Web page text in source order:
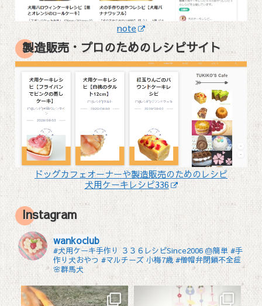
note
製造販売・プロのためのレシピサイト
ドッグカフェオーナーや製造販売のためのレシピ
犬用ケーキレシピ336
Instagram
wankoclub
#犬用ケーキ手作り ３３６レシピSince2006 🎂簡単 #手
作り犬おやつ #マルチーズ 小梅7歳 #僧帽弁閉鎖不全症
🌸群馬犬